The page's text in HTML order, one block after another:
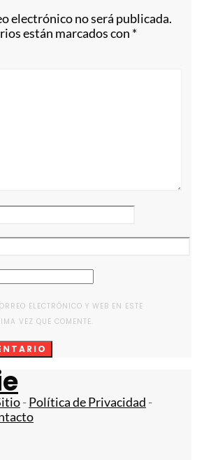
electrónico no será publicada.
están marcados con *
ELECTRÓNICO Y WEB EN ESTE
VEZ QUE COMENTE.
-Política de Privacidad -